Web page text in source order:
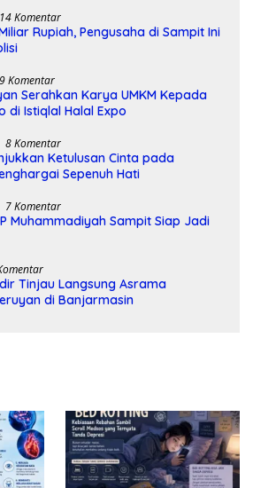
14 Komentar
Rupiah, Pengusaha di Sampit Ini
9 Komentar
Serahkan Karya UMKM Kepada
di Istiqlal Halal Expo
8 Komentar
Ketulusan Cinta pada
Sepenuh Hati
7 Komentar
Muhammadiyah Sampit Siap Jadi
Tinjau Langsung Asrama
di Banjarmasin